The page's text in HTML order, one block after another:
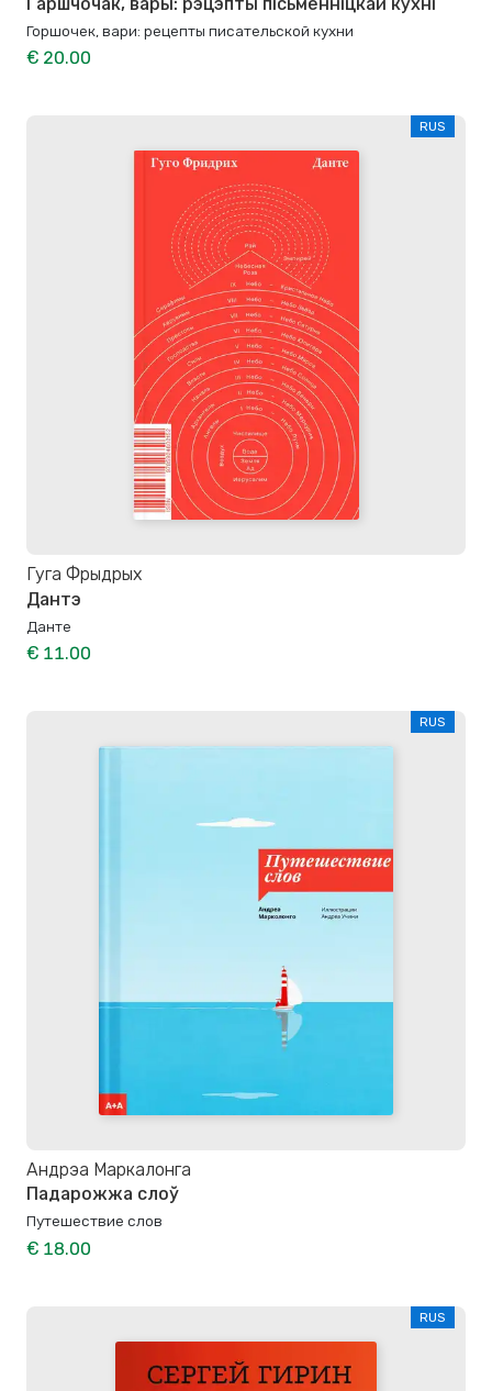
Горшочек, вари: рецепты писательской кухни
€ 20.00
RUS
Гуга Фрыдрых
Дантэ
Данте
€ 11.00
RUS
Андрэа Маркалонга
Падарожжа слоў
Путешествие слов
€ 18.00
RUS